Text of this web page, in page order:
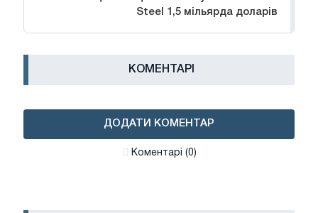
Steel 1,5 мільярда доларів
КОМЕНТАРІ
ДОДАТИ КОМЕНТАР
Коментарі (0)